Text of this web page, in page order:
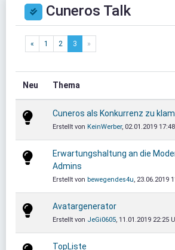
Cuneros Talk
« 1 2 3 »
Neu Thema
Cuneros als Konkurrenz zu
Erstellt von KeinWerber, 02.01.2019
Erwartungshaltung an die
Admins
Erstellt von bewegendes4u , 23.06.2019
Avatargenerator
Erstellt von JeGi0605 , 11.01.2019 22:25
TopListe